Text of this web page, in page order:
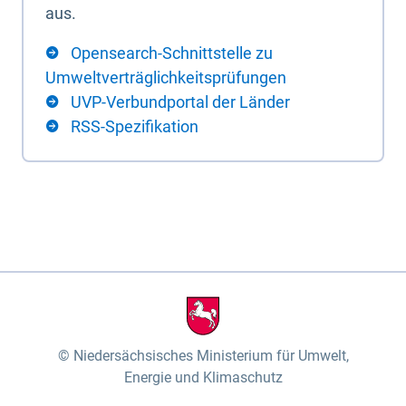
aus.
Opensearch-Schnittstelle zu
Umweltverträglichkeitsprüfungen
UVP-Verbundportal der Länder
RSS-Spezifikation
Niedersächsisches Ministerium für Umwelt,
Energie und Klimaschutz